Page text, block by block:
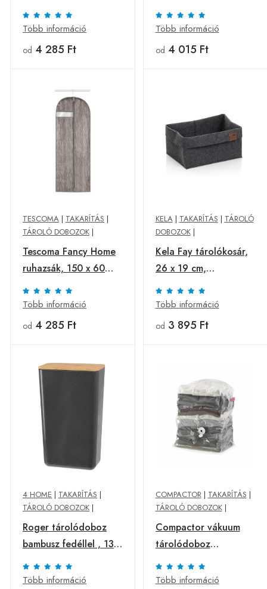
17 l, szürke
Több információ
od 4 285 Ft
védőhuzat60 x 100
cm, bézs, S
Több információ
od 4 015 Ft
TESCOMA | TAKARÍTÁS |
TÁROLÓ DOBOZOK |
Tescoma Fancy Home
ruhazsák, 150 x 60
cm, bézs, L
Több információ
od 4 285 Ft
KELA| TAKARÍTÁS | TÁROLÓ
DOBOZOK|
Kela Fay tárolókosár,
26 x 19 cm,
sötétszürke
Több információ
od 3 895 Ft
4 HOME | TAKARÍTÁS |
TÁROLÓ DOBOZOK |
Roger tárolódoboz
bambusz fedéllel , 13 x
20,7 x 8 cm, antracit
Több információ
COMPACTOR| TAKARÍTÁS |
TÁROLÓ DOBOZOK|
Compactor vákuum
tárolódoboz
CompactExpress, 20 x
30 x 50 cm
Több információ